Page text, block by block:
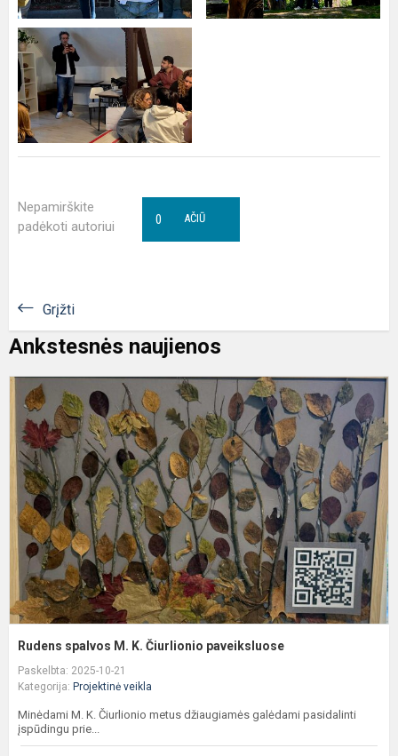
Nepamirškite
padėkoti autoriui
AČIŪ
0
Grįžti
Ankstesnės naujienos
Rudens spalvos M. K. Čiurlionio paveiksluose
Paskelbta: 2025-10-21
Kategorija: Projektinė veikla
Minėdami M. K. Čiurlionio metus džiaugiamės galėdami pasidalinti
įspūdingu prie...